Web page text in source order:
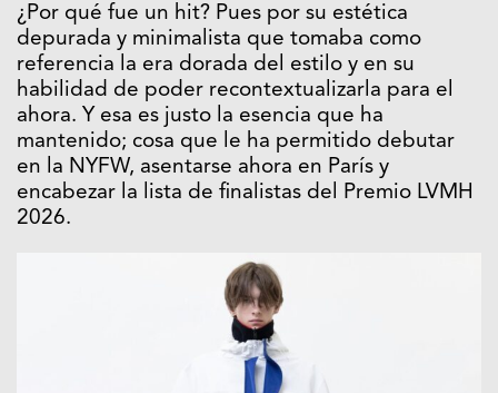
¿Por qué fue un hit? Pues por su estética
depurada y minimalista que tomaba como
referencia la era dorada del estilo y en su
habilidad de poder recontextualizarla para el
ahora. Y esa es justo la esencia que ha
mantenido; cosa que le ha permitido debutar
en la NYFW, asentarse ahora en París y
encabezar la lista de finalistas del Premio LVMH
2026.